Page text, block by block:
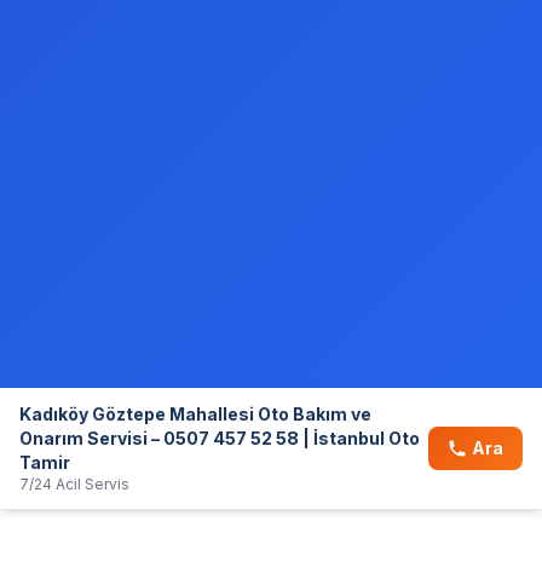
Kadıköy Göztepe Mahallesi Oto Bakım ve
Onarım Servisi – 0507 457 52 58 | İstanbul Oto
Tamir
7/24 Acil Servis
Ara